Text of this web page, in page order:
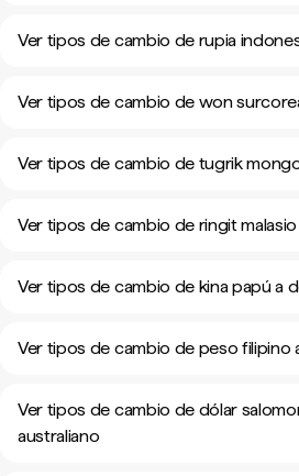
Ver tipos de cambio de rupia
Ver tipos de cambio de won
Ver tipos de cambio de tugrik
Ver tipos de cambio de ringit
Ver tipos de cambio de kina papú a
Ver tipos de cambio de peso filipino
Ver tipos de cambio de dólar
australiano